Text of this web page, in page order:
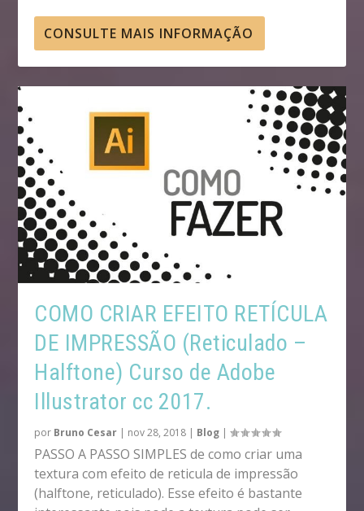
CONSULTE MAIS INFORMAÇÃO
COMO CRIAR EFEITO RETÍCULA
DE IMPRESSÃO (Reticulado –
Halftone) Curso de Adobe
Illustrator cc 2017.
por Bruno Cesar | nov 28, 2018 | Blog |
PASSO A PASSO SIMPLES de como criar uma
textura com efeito de reticula de impressão
(halftone, reticulado). Esse efeito é bastante